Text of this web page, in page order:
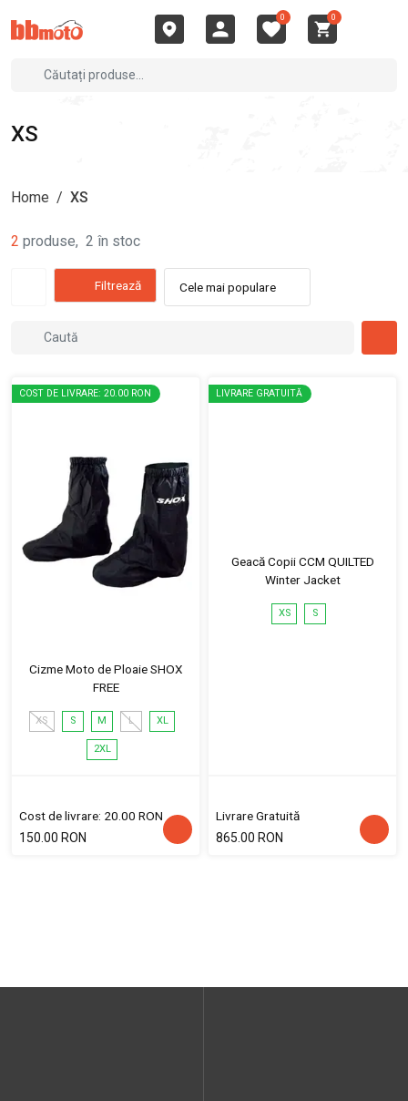
0 0
XS
Home / XS
2 produse, 2 în stoc
Filtrează Cele mai populare
COST DE LIVRARE: 20.00 RON
Cizme Moto de Ploaie SHOX
FREE
XS S M L XL
2XL
Cost de livrare: 20.00 RON
150.00 RON
LIVRARE GRATUITĂ
Geacă Copii CCM QUILTED
Winter Jacket
XS S
Livrare Gratuită
865.00 RON